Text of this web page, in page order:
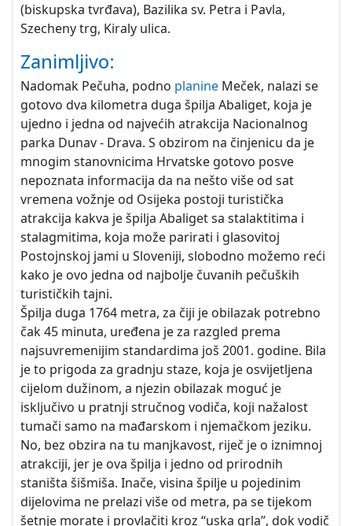
(biskupska tvrđava), Bazilika sv. Petra i Pavla,
Szecheny trg, Kiraly ulica.
Zanimljivo:
Nadomak Pečuha, podno planine Meček, nalazi se
gotovo dva kilometra duga špilja Abaliget, koja je
ujedno i jedna od najvećih atrakcija Nacionalnog
parka Dunav - Drava. S obzirom na činjenicu da je
mnogim stanovnicima Hrvatske gotovo posve
nepoznata informacija da na nešto više od sat
vremena vožnje od Osijeka postoji turistička
atrakcija kakva je špilja Abaliget sa stalaktitima i
stalagmitima, koja može parirati i glasovitoj
Postojnskoj jami u Sloveniji, slobodno možemo reći
kako je ovo jedna od najbolje čuvanih pečuških
turističkih tajni.
Špilja duga 1764 metra, za čiji je obilazak potrebno
čak 45 minuta, uređena je za razgled prema
najsuvremenijim standardima još 2001. godine. Bila
je to prigoda za gradnju staze, koja je osvijetljena
cijelom dužinom, a njezin obilazak moguć je
isključivo u pratnji stručnog vodiča, koji nažalost
tumači samo na mađarskom i njemačkom jeziku.
No, bez obzira na tu manjkavost, riječ je o iznimnoj
atrakciji, jer je ova špilja i jedno od prirodnih
staništa šišmiša. Inače, visina špilje u pojedinim
dijelovima ne prelazi više od metra, pa se tijekom
šetnje morate i provlačiti kroz “uska grla”, dok vodič